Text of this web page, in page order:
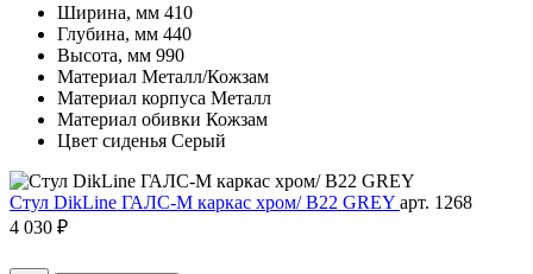
Ширина, мм 410
Глубина, мм 440
Высота, мм 990
Материал Металл/Кожзам
Материал корпуса Металл
Материал обивки Кожзам
Цвет сиденья Серый
Стул DikLine ГАЛС-М каркас хром/ B22 GREY арт. 1268
4 030 ₽